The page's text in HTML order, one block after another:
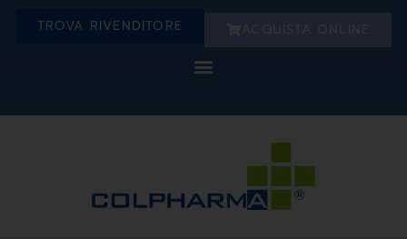
TROVA RIVENDITORE